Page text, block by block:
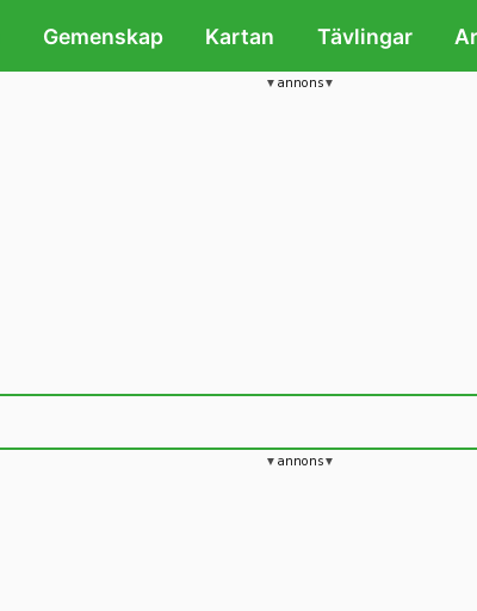
Gemenskap Kartan Tävlingar
annons
annons